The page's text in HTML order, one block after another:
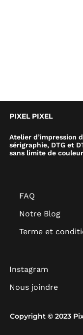
PIXEL PIXEL
Atelier d’impression
sérigraphie, DTG et
sans limite de
FAQ
Notre Blog
Terme et
Instagram
Nous joindre
Copyright © 2023